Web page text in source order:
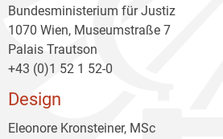
Bundesministerium für Justiz
1070 Wien, Museumstraße 7
Palais Trautson
+43 (0)1 52 1 52-0
Design
Eleonore Kronsteiner, MSc